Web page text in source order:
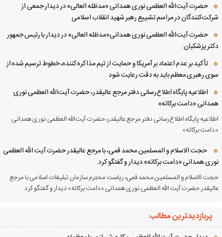
حضرت آیت‌الله العظمی نوری همدانی «مدظله العالی» در دیدار جمعی از
در مراسم تشییع رهبر شهید انقلاب اسلامی
حضرت آیت‌الله العظمی نوری همدانی«مدظله العالی» در دیدار با رئیس جمهور
پزشکیان:
تأکید بر عدم اعتماد بر آمریکا و حمایت از تیم مذاکره کننده، خطوط ترسیم شده از
رهبری معظم باید به دقت رعایت شود
اطلاعیه پایگاه اطلاع‌رسانی دفتر مرجع عالیقدر، حضرت آیت‌الله العظمی نوری
«دامت برکاته»
پایگاه اطلاع‌رسانی دفتر مرجع عالیقدر، حضرت آیت‌الله العظمی نوری همدانی
برکاته»
حجت الاسلام و المسلمین محمد قمی، با مرجع عالیقدر حضرت آیت الله العظمی
همدانی «دامت برکاته» دیدار و گفتگو کرد.
الاسلام و المسلمین محمد قمی، ریاست محترم سازمان تبلیغات اسلامی با مرجع
حضرت آیت الله العظمی نوری همدانی «دامت برکاته» دیدار و گفتگو کرد.
پربازدیدترین مطالب